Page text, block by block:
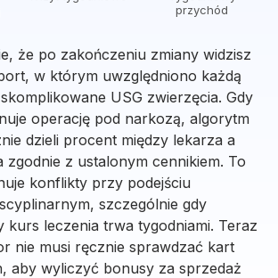
przychód
że po zakończeniu zmiany widzisz
w którym uwzględniono każdą
USG zwierzęcia. Gdy
operację pod narkozą, algorytm
dzieli procent między lekarza a
zgodnie z ustalonym cennikiem. To
konflikty przy podejściu
szczególnie gdy
kurs leczenia trwa tygodniami. Teraz
nie musi ręcznie sprawdzać kart
aby wyliczyć bonusy za sprzedaż